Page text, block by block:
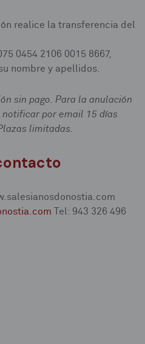
realice la transferencia del
0454 2106 0015 8667,
nombre y apellidos.
sin pago. Para la anulación
por email 15 días
limitadas.
Tel: 943 326 496